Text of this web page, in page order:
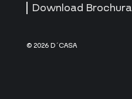
Download Brochura
© 2026 D´CASA